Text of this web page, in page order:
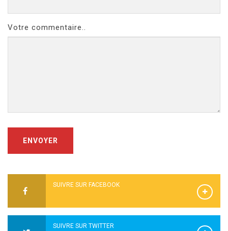
Votre commentaire..
ENVOYER
SUIVRE SUR FACEBOOK
SUIVRE SUR TWITTER